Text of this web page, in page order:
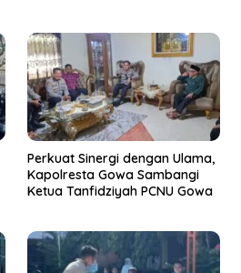
Perkuat Sinergi dengan Ulama,
Kapolresta Gowa Sambangi
Ketua Tanfidziyah PCNU Gowa